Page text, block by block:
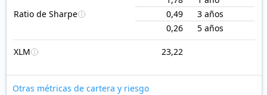
Ratio de Sharpe
0,49
3 años
0,26
5 años
XLM 23,22
Otras métricas de cartera y riesgo